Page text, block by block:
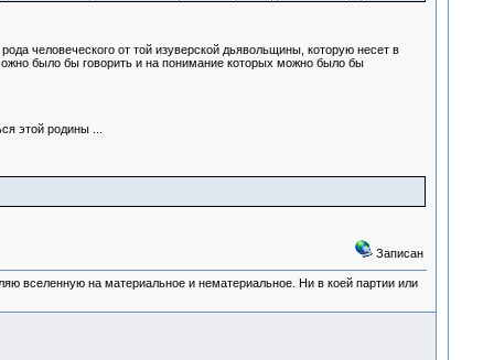
человеческого от той изуверской дьявольщины, которую несет в
было бы говорить и на понимание которых можно было бы
этой родины ...
Записан
вселенную на материальное и нематериальное. Ни в коей партии или